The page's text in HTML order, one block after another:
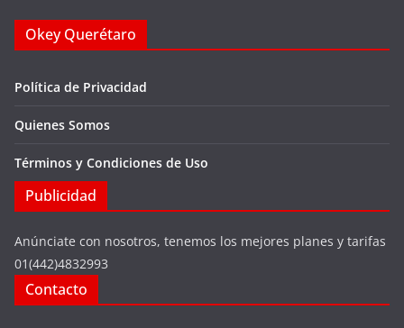
Okey Querétaro
Política de Privacidad
Quienes Somos
Términos y Condiciones de Uso
Publicidad
Anúnciate con nosotros, tenemos los mejores planes y tarifas
01(442)4832993
Contacto